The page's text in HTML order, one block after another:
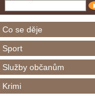
Co se děje
Sport
Služby občanům
Krimi